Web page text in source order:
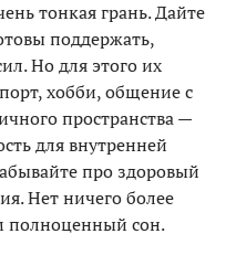
тонкая грань. Дайте
поддержать,
Но для этого их
хобби, общение с
пространства —
для внутренней
про здоровый
Нет ничего более
полноценный сон.